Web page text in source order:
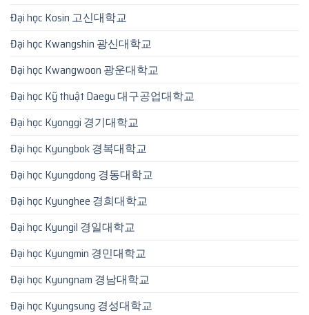
Đại học Kosin 고신대학교
Đại học Kwangshin 광신대학교
Đại học Kwangwoon 광운대학교
Đại học Kỹ thuật Daegu 대구공업대학교
Đại học Kyonggi 경기대학교
Đại học Kyungbok 경복대학교
Đại học Kyungdong 경동대학교
Đại học Kyunghee 경희대학교
Đại học Kyungil 경일대학교
Đại học Kyungmin 경민대학교
Đại học Kyungnam 경남대학교
Đại học Kyungsung 경성대학교